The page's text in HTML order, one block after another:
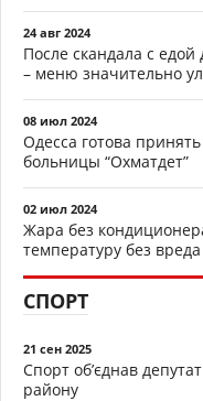
24 авг 2024
После скандала с
– меню значительно
08 июл 2024
Одесса готова
больницы “Охматдет”
02 июл 2024
Жара без
температуру без
СПОРТ
21 сен 2025
Спорт об’єднав
району